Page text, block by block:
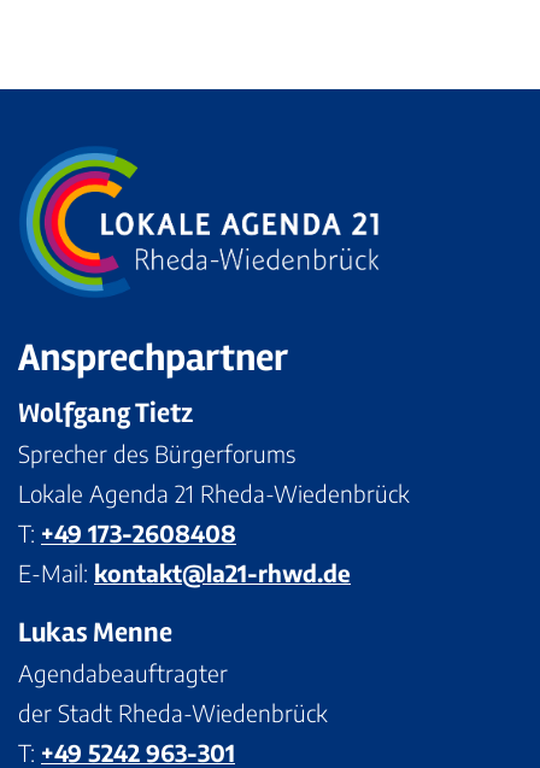
Ansprechpartner
Wolfgang Tietz
Sprecher des Bürgerforums
Lokale Agenda 21 Rheda-Wiedenbrück
T: +49 173-2608408
E-Mail: kontakt@la21-rhwd.de
Lukas Menne
Agendabeauftragter
der Stadt Rheda-Wiedenbrück
T: +49 5242 963-301